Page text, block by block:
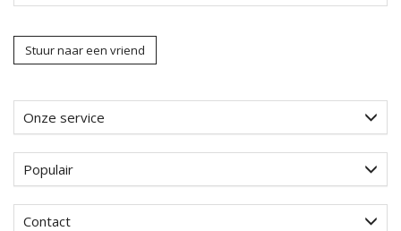
Stuur naar een vriend
Onze service
Populair
Contact